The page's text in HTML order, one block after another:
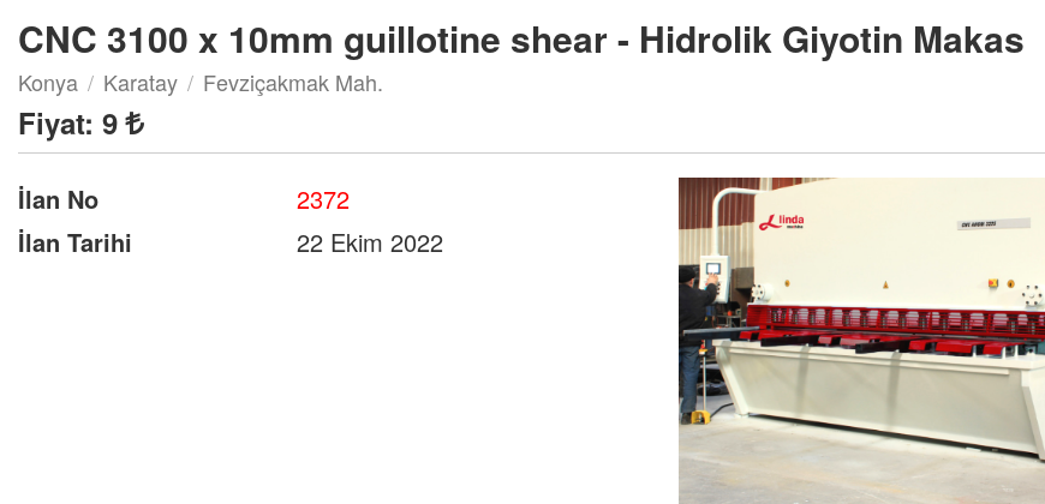
CNC 3100 x 10mm guillotine shear - Hidrolik Giyotin Makas
Konya Karatay Fevziçakmak Mah.
Fiyat: 9
İlan No
2372
İlan Tarihi
22 Ekim 2022